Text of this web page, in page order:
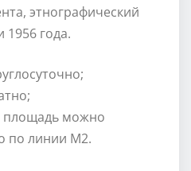
этнографический
1956 года.
площадь можно
по линии М2.